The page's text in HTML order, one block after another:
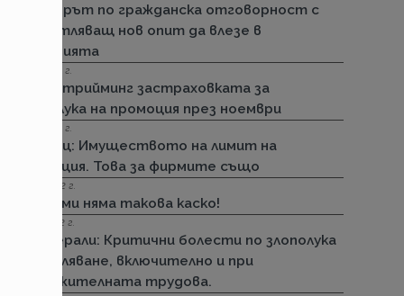
Стикерът по гражданска отговорност с
впечатляващ нов опит да влезе в
историята
01.11.2022 г.
ДЗИ: Стрийминг застраховката за
злополука на промоция през ноември
01.11.2022 г.
Армеец: Имуществото на лимит на
промоция. Това за фирмите също
23.09.2022 г.
ДЗИ: Ами няма такова каско!
21.09.2022 г.
Дженерали: Критични болести по злополука
и заболяване, включително и при
задължителната трудова.